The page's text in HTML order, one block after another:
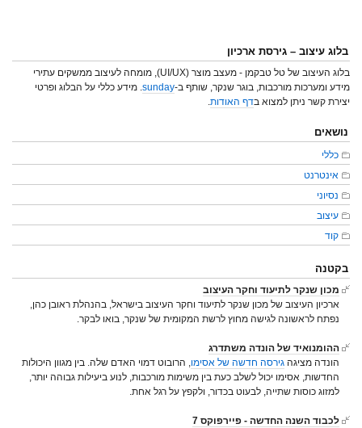
בלוג עיצוב – גירסת ארכיון
בלוג העיצוב של טל טבקמן - מעצב מוצר (UI/UX), מומחה לעיצוב ממשקים עתירי
מידע ומערכות מורכבות, בוגר שנקר, שותף ב-sunday . מידע כללי על הבלוג ופרטי
יצירת קשר ניתן למצוא בדף האודות
נושאים
כללי
אינטרנט
נסיוני
עיצוב
קוד
בקטנה
מכון שנקר לתיעוד וחקר העיצוב
ארכיון העיצוב של מכון שנקר לתיעוד וחקר העיצוב בישראל, בהנהלת ראובן כהן,
נפתח לראשונה לגישה מחוץ לרשת המקומית של שנקר, בואו לבקר.
ההומנואיד של הונדה משתדרג
הונדה מציגה גירסה חדשה של אסימו , הרובוט דמוי האדם שלה. בין מגוון היכולות
החדשות, אסימו יכול לשלב כעת בין משימות מורכבות, לנוע ביעילות גבוהה יותר,
למזוג כוסות שתייה, לבעוט בכדור, ולקפץ על רגל אחת.
לכבוד השנה החדשה - פיירפוקס 7